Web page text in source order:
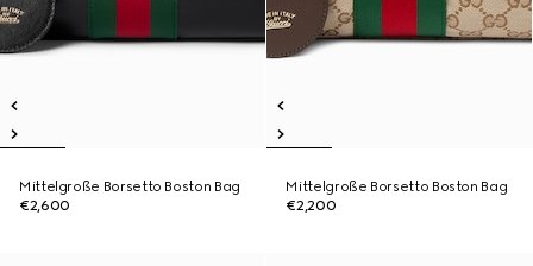
Mittelgroße Borsetto Boston Bag
€2,600
Mittelgroße Borsetto Boston Bag
€2,200